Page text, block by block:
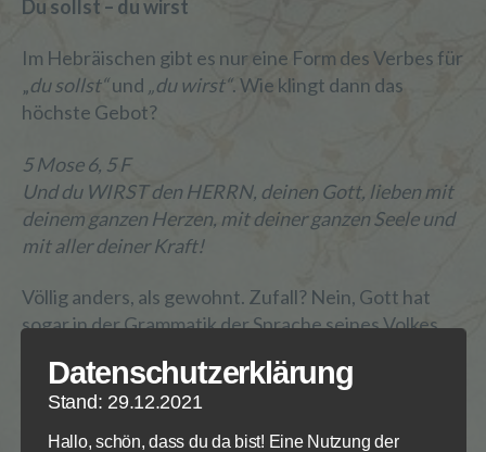
Du sollst – du wirst
Im Hebräischen gibt es nur eine Form des Verbes für
„du sollst“und „du wirst“. Wie klingt dann das
höchste Gebot?
5 Mose 6, 5 F
Und du WIRST den HERRN, deinen Gott, lieben mit
deinem ganzen Herzen, mit deiner ganzen Seele und
mit aller deiner Kraft!
Völlig anders, als gewohnt. Zufall? Nein, Gott hat
sogar in der Grammatik der Sprache seines Volkes
Wir sollen nicht nur etwas tun. In Gottes Geboten
schwingt immer auch die Verheißung mit, dass wir
sie haltenkönnenund werden.
Datenschutzerklärung
Stand: 29.12.2021
Hallo, schön, dass du da bist! Eine Nutzung der